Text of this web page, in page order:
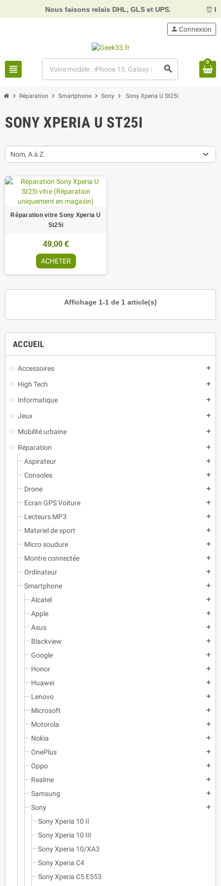
Nous faisons relais DHL, GLS et UPS. Horaires :
view_headline search
person Connexion
0
chevron_right Réparation chevron_right Smartphone chevron_right Sony chevron_right Sony Xperia U St25i
ACCUEIL
Accessoires add
High Tech add
Informatique add
Jeux add
Mobilité urbaine add
Réparation add
Aspirateur add
Consoles add
Drone add
Ecran GPS Voiture add
Lecteurs MP3 add
Materiel de sport add
Micro soudure add
Montre connectée add
Ordinateur add
Smartphone add
Alcatel add
Apple add
Asus add
Blackview add
Google add
Honor add
Huawei add
Lenovo add
Microsoft add
Motorola add
Nokia add
OnePlus add
Oppo add
Realme add
Samsung add
Sony add
Sony Xperia 10 II
Sony Xperia 10 III
Sony Xperia 10/XA3
Sony Xperia C4
Sony Xperia C5 E553
SONY XPERIA U ST25I
Nom, A à Z
Réparation vitre Sony Xperia U
St25i
49,00 €
ACHETER
Affichage 1-1 de 1 article(s)